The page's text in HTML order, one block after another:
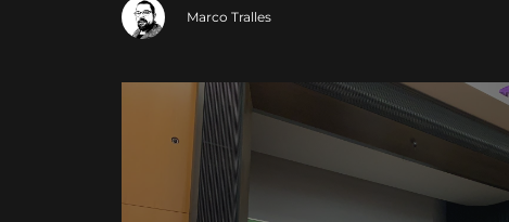
Marco Tralles